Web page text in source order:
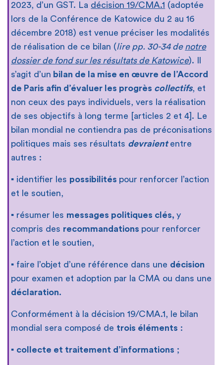
2023, d’un GST. La décision 19/CMA.1 (adoptée
lors de la Conférence de Katowice du 2 au 16
décembre 2018) est venue préciser les modalités
de réalisation de ce bilan (lire pp. 30-34 de notre
dossier de fond sur les résultats de Katowice). Il
s’agit d’un bilan de la mise en œuvre de l’Accord
de Paris afin d’évaluer les progrès collectifs, et
non ceux des pays individuels, vers la réalisation
de ses objectifs à long terme [articles 2 et 4]. Le
bilan mondial ne contiendra pas de préconisations
politiques mais ses résultats devraient entre
autres :
▪ identifier les possibilités pour renforcer l’action
et le soutien,
▪ résumer les messages politiques clés,y
compris des recommandations pour renforcer
l’action et le soutien,
▪ faire l’objet d’une référence dans une décision
pour examen et adoption par la CMA ou dans une
déclaration.
Conformément à la décision 19/CMA.1, le bilan
mondial sera composé de trois éléments :
▪ collecte et traitement d’informations ;